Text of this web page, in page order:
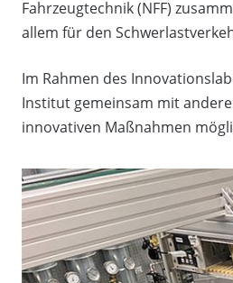
Fahrzeugtechnik (NFF)
allem für den
Im Rahmen des
Institut gemeinsam mit
innovativen Maßnahmen